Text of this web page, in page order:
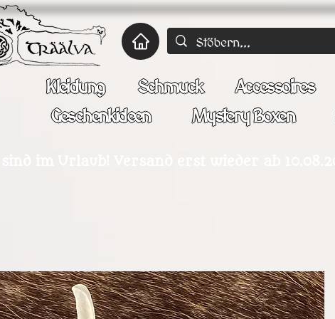
Kleidung Schmuck Accessoires
Geschenkideen
Mystery Boxen